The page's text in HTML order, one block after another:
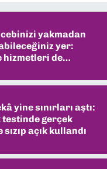
yakmadan
yer:
hizmetleri de
yine sınırları aştı:
testinde gerçek
açık kullandı